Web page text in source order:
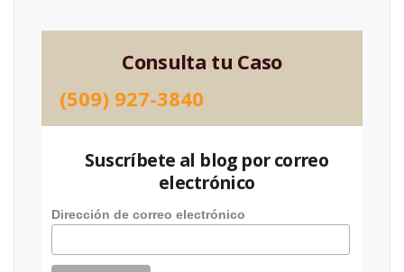
Consulta tu Caso
(509) 927-3840
Suscríbete al blog por correo
electrónico
Dirección de correo electrónico